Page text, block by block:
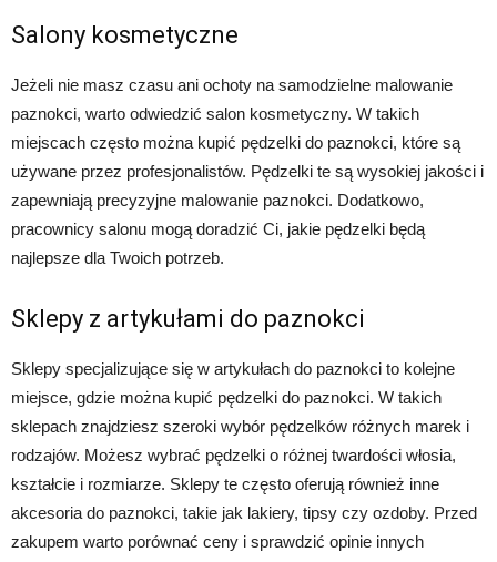
Salony kosmetyczne
Jeżeli nie masz czasu ani ochoty na samodzielne malowanie
paznokci, warto odwiedzić salon kosmetyczny. W takich
miejscach często można kupić pędzelki do paznokci, które są
używane przez profesjonalistów. Pędzelki te są wysokiej jakości i
zapewniają precyzyjne malowanie paznokci. Dodatkowo,
pracownicy salonu mogą doradzić Ci, jakie pędzelki będą
najlepsze dla Twoich potrzeb.
Sklepy z artykułami do paznokci
Sklepy specjalizujące się w artykułach do paznokci to kolejne
miejsce, gdzie można kupić pędzelki do paznokci. W takich
sklepach znajdziesz szeroki wybór pędzelków różnych marek i
rodzajów. Możesz wybrać pędzelki o różnej twardości włosia,
kształcie i rozmiarze. Sklepy te często oferują również inne
akcesoria do paznokci, takie jak lakiery, tipsy czy ozdoby. Przed
zakupem warto porównać ceny i sprawdzić opinie innych